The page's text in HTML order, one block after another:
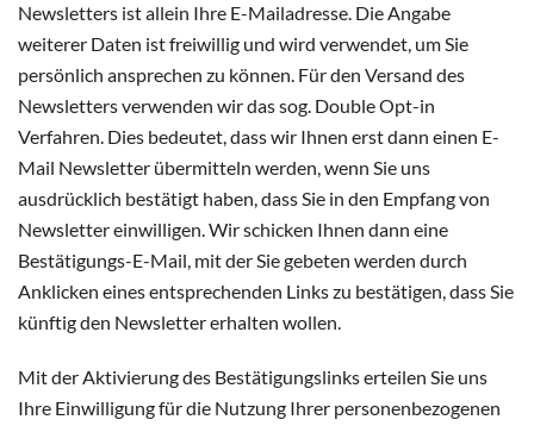
Newsletters ist allein Ihre E-Mailadresse. Die Angabe
weiterer Daten ist freiwillig und wird verwendet, um Sie
persönlich ansprechen zu können. Für den Versand des
Newsletters verwenden wir das sog. Double Opt-in
Verfahren. Dies bedeutet, dass wir Ihnen erst dann einen E-
Mail Newsletter übermitteln werden, wenn Sie uns
ausdrücklich bestätigt haben, dass Sie in den Empfang von
Newsletter einwilligen. Wir schicken Ihnen dann eine
Bestätigungs-E-Mail, mit der Sie gebeten werden durch
Anklicken eines entsprechenden Links zu bestätigen, dass Sie
künftig den Newsletter erhalten wollen.
Mit der Aktivierung des Bestätigungslinks erteilen Sie uns
Ihre Einwilligung für die Nutzung Ihrer personenbezogenen